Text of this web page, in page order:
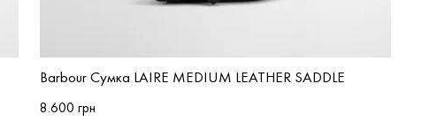
Barbour Сумка LAIRE MEDIUM LEATHER SADDLE
8.600 грн